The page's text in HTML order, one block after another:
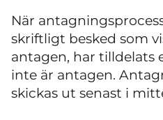
När
skriftligt besked som
antagen, har tilldelats
inte är antagen.
skickas ut senast i